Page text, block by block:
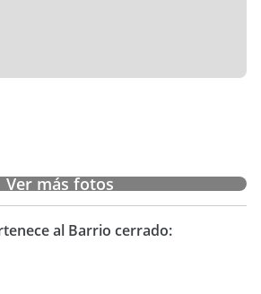
Ver más fotos
al Barrio cerrado: